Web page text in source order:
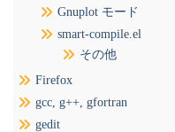
Gnuplot モード
smart-compile.el
その他
Firefox
gcc, g++, gfortran
gedit